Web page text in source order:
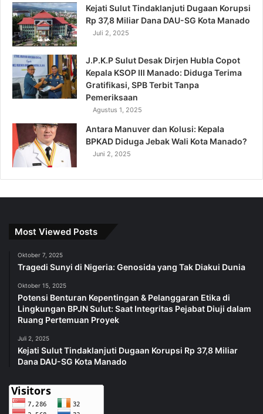
Kejati Sulut Tindaklanjuti Dugaan Korupsi
Rp 37,8 Miliar Dana DAU-SG Kota Manado
Juli 2, 2025
J.P.K.P Sulut Desak Dirjen Hubla Copot
Kepala KSOP III Manado: Diduga Terima
Gratifikasi, SPB Terbit Tanpa
Pemeriksaan
Agustus 1, 2025
Antara Manuver dan Kolusi: Kepala
BPKAD Diduga Jebak Wali Kota Manado?
Juni 2, 2025
Most Viewed Posts
Oktober 7, 2025
Tragedi Sunyi di Nigeria: Genosida yang Tak Diakui Dunia
Oktober 15, 2025
Potensi Benturan Kepentingan & Pelanggaran Etika di
Lingkungan BPJN Sulut: Saat Integritas Pejabat Diuji dalam
Ruang Pertemuan Proyek
Juli 2, 2025
Kejati Sulut Tindaklanjuti Dugaan Korupsi Rp 37,8 Miliar
Dana DAU-SG Kota Manado